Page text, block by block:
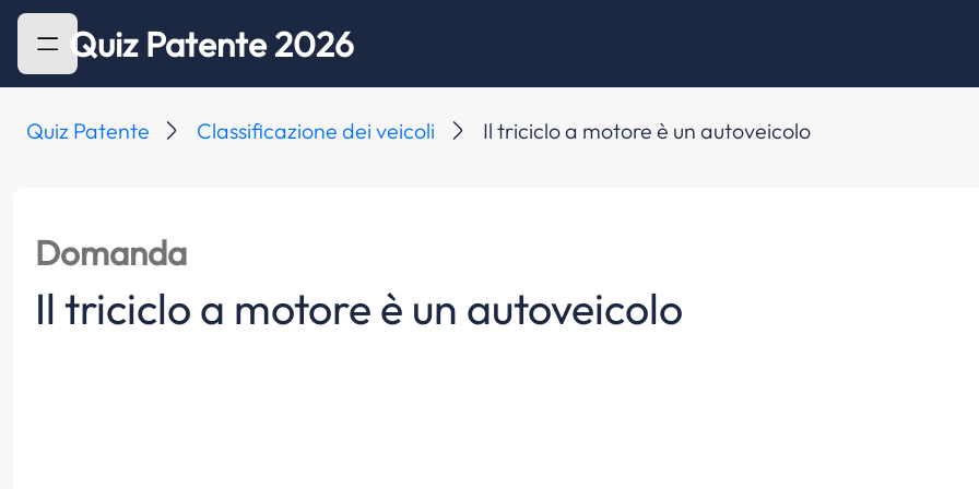
Quiz Patente 2026
Quiz Patente Classificazione dei veicoli Il triciclo a motore è un autoveicolo
Domanda
Il triciclo a motore è un autoveicolo